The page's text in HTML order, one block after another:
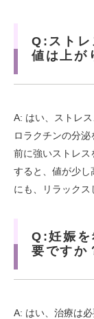
Q:ストレ
値は上が
A: はい、ストレ
ロラクチンの分
前に強いストレス
すると、値が少し
にも、リラックス
Q:妊娠を
要ですか
A: はい、治療は